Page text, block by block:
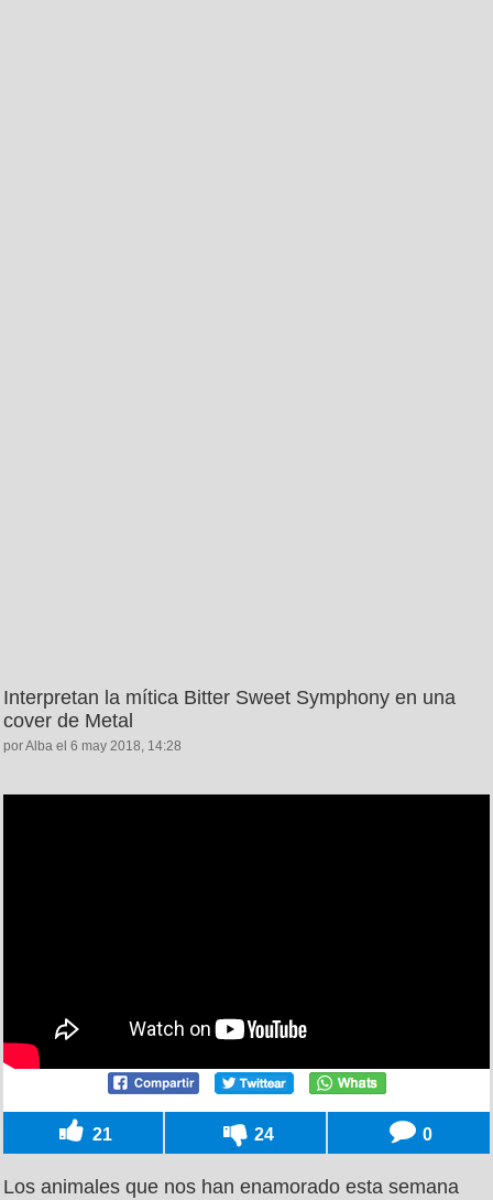
Interpretan la mítica Bitter Sweet Symphony en una
cover de Metal
por Alba el 6 may 2018, 14:28
21 24 0
Los animales que nos han enamorado esta semana